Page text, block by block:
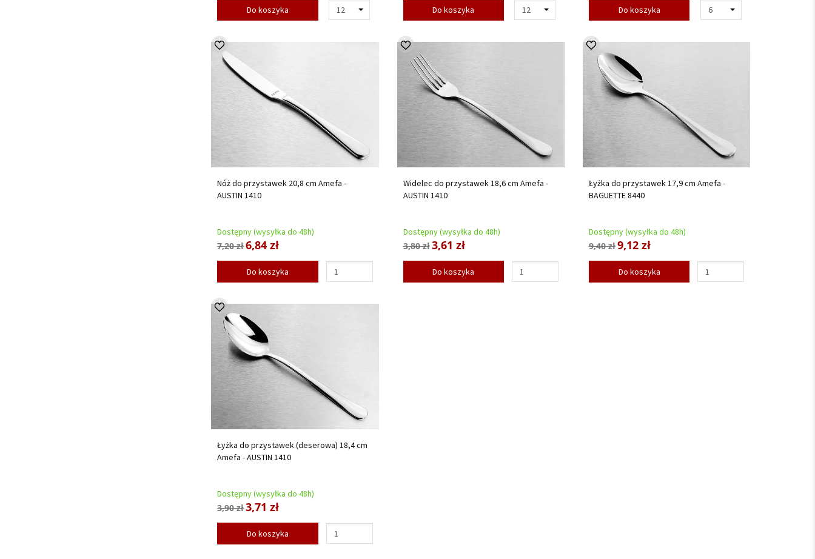
Do koszyka Do koszyka Do koszyka
Nóż do przystawek 20,8 cm Amefa -
AUSTIN 1410
Dostępny (wysyłka do 48h)
7,20 zł6,84 zł
Do koszyka
Widelec do przystawek 18,6 cm Amefa -
AUSTIN 1410
Dostępny (wysyłka do 48h)
3,80 zł3,61 zł
Do koszyka
Łyżka do przystawek 17,9 cm Amefa -
BAGUETTE 8440
Dostępny (wysyłka do 48h)
9,40 zł9,12 zł
Do koszyka
Łyżka do przystawek (deserowa) 18,4 cm
Amefa - AUSTIN 1410
Dostępny (wysyłka do 48h)
3,90 zł3,71 zł
Do koszyka